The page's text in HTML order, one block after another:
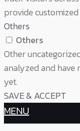
provide customized
Others
Others
Other
analyzed and have
yet.
SAVE & ACCEPT
MENU